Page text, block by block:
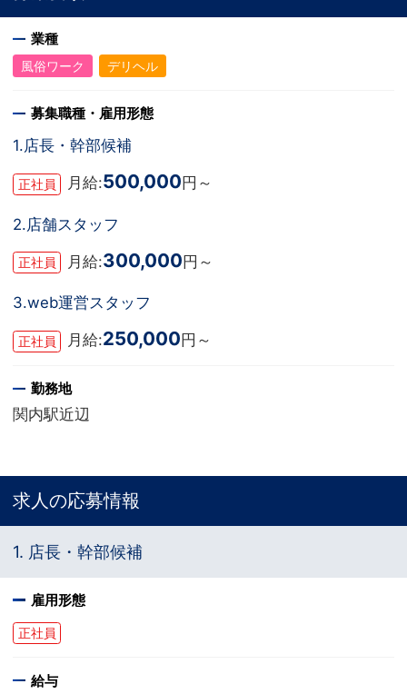
業種
風俗ワーク デリヘル
募集職種・雇用形態
1.店長・幹部候補
正社員 月給:500,000 円～
2.店舗スタッフ
正社員 月給:300,000円～
3.web運営スタッフ
正社員 月給:250,000 円～
勤務地
関内駅近辺
求人の応募情報
1. 店長・幹部候補
雇用形態
正社員
給与